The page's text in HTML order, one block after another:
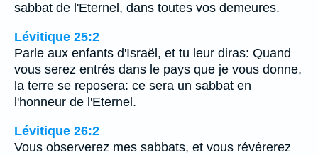
sabbat de l'Eternel, dans toutes vos demeures.
Lévitique 25:2
Parle aux enfants d'Israël, et tu leur diras: Quand
vous serez entrés dans le pays que je vous donne,
la terre se reposera: ce sera un sabbat en
l'honneur de l'Eternel.
Lévitique 26:2
Vous observerez mes sabbats, et vous révérerez